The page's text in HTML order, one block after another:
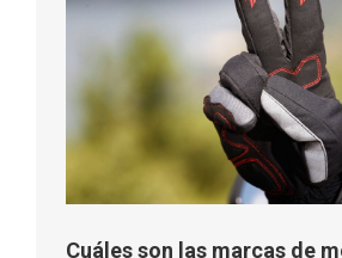
Cuáles son las marcas de